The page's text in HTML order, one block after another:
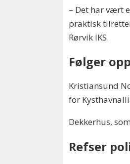
– Det har vært
praktisk
Rørvik IKS.
Følger
Kristiansund
for
Dekkerhus,
Refser